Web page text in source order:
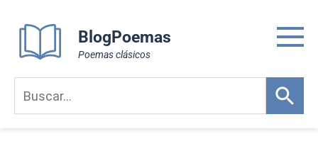
content
BlogPoemas
Poemas clásicos